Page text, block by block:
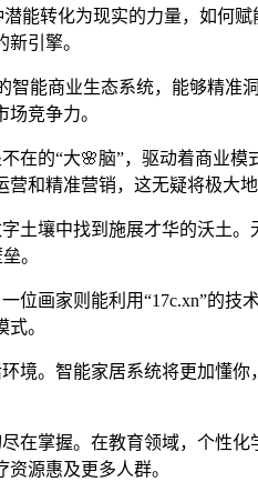
能转化为现实的力量，如何
引擎。
智能商业生态系统，能够精
竞争力。
的“大🌸脑”，驱动着商业
和精准营销，这无疑将极大
土壤中找到施展才华的沃土
。
画家则能利用“17c.xn”的
。
境。智能家居系统将更加懂
在掌握。在教育领域，个性
源惠及更多人群。